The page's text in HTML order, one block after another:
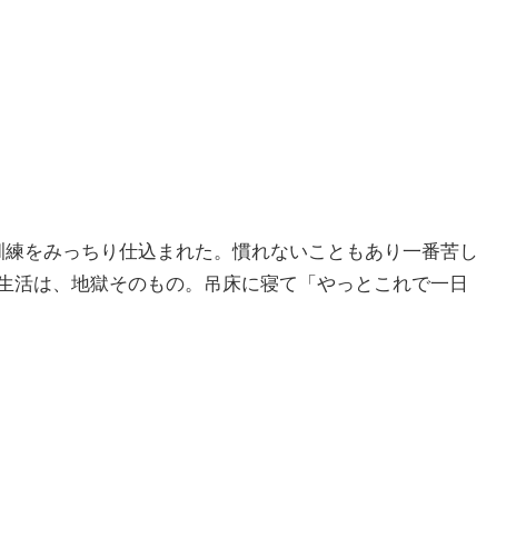
をみっちり仕込まれた。慣れないこともあり一番苦し
は、地獄そのもの。吊床に寝て「やっとこれで一日